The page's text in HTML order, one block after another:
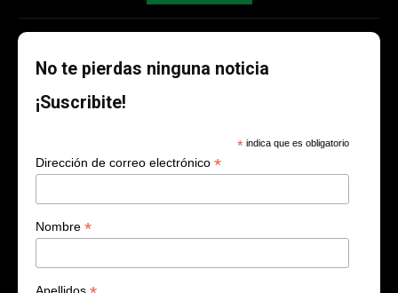
No te pierdas ninguna noticia
¡Suscribite!
* indica que es obligatorio
Dirección de correo electrónico *
Nombre *
Apellidos